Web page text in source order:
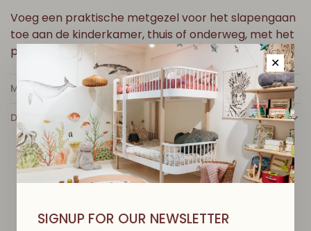
Voeg een praktische metgezel voor het slapengaan
toe aan de kinderkamer, thuis of onderweg, met het
praktische, reisvriendelijke Annabelle nachtlampje.
MEER INFO
DETAILS
✕
SIGNUP FOR OUR NEWSLETTER